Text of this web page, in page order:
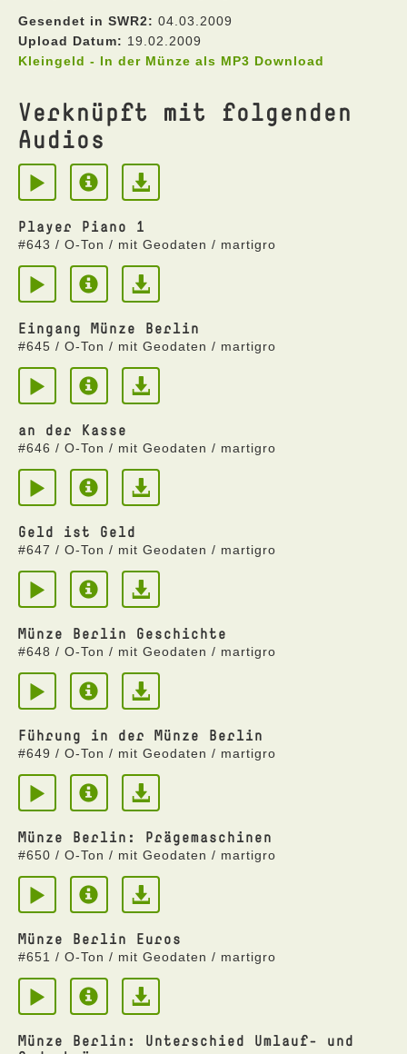
Gesendet in SWR2: 04.03.2009
Upload Datum: 19.02.2009
Kleingeld - In der Münze als MP3 Download
Verknüpft mit folgenden
Audios
Player Piano 1
#643 / O-Ton / mit Geodaten / martigro
Eingang Münze Berlin
#645 / O-Ton / mit Geodaten / martigro
an der Kasse
#646 / O-Ton / mit Geodaten / martigro
Geld ist Geld
#647 / O-Ton / mit Geodaten / martigro
Münze Berlin Geschichte
#648 / O-Ton / mit Geodaten / martigro
Führung in der Münze Berlin
#649 / O-Ton / mit Geodaten / martigro
Münze Berlin: Prägemaschinen
#650 / O-Ton / mit Geodaten / martigro
Münze Berlin Euros
#651 / O-Ton / mit Geodaten / martigro
Münze Berlin: Unterschied Umlauf- und